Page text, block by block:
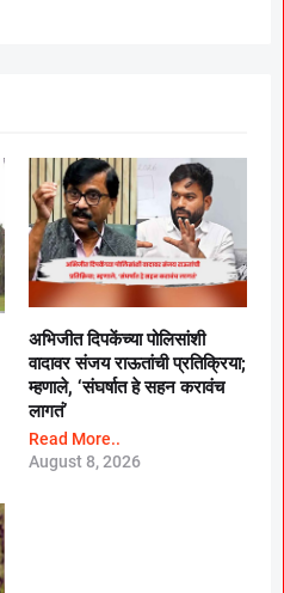
अभिजीत दिपकेंच्या पोलिसांशी
वादावर संजय राऊतांची प्रतिक्रिया;
म्हणाले, ‘संघर्षात हे सहन करावंच
लागतं’
Read More..
August 8, 2026